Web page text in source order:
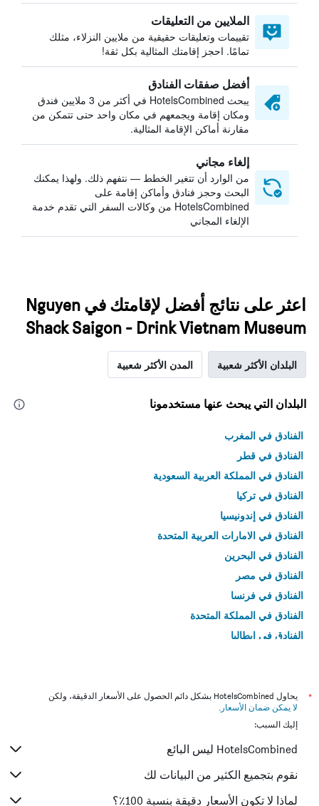
الملايين من التعليقات
تقييمات وتعليقات حقيقية من ملايين النزلاء، مثلك
تمامًا. احجز إقامتك المثالية بكل ثقة!
أفضل صفقات الفنادق
يبحث HotelsCombined في أكثر من 3 ملايين فندق
ومكان إقامة ويجمعهم في مكان واحد حتى تتمكن من
مقارنة أماكن الإقامة المثالية.
إلغاء مجاني
من الوارد أن تتغير الخطط — نتفهم ذلك. ولهذا يمكنك
البحث وحجز فنادق وأماكن إقامة على
HotelsCombined من وكالات السفر التي تقدم خدمة
الإلغاء المجاني
اعثر على نتائج أفضل لإقامتك في Nguyen
Shack Saigon - Drink Vietnam Museum
البلدان الأكثر شعبية المدن الأكثر شعبية
البلدان التي يبحث عنها مستخدمونا
الفنادق في المغرب
الفنادق في قطر
الفنادق في المملكة العربية السعودية
الفنادق في تركيا
الفنادق في إندونيسيا
الفنادق في الامارات العربية المتحدة
الفنادق في البحرين
الفنادق في مصر
الفنادق في فرنسا
الفنادق في المملكة المتحدة
الفنادق في إيطاليا
*
يحاول HotelsCombined بشكل دائم الحصول على الأسعار الدقيقة، ولكن
لا يمكن ضمان الأسعار .
إليك السبب:
HotelsCombined ليس البائع
نقوم بتجميع الكثير من البيانات لك
لماذا لا تكون الأسعار دقيقة بنسبة 100٪؟